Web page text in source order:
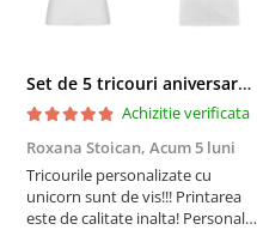
Set de 5 tricouri aniversare pentru nasi, parinti si copil, personalizate cu nume, varsta si mesaj "Motivul fericirii lor" model Unicorn
Achizitie verificata
Roxana Stoican, Acum 5 luni
Tricourile personalizate cu
unicorn sunt de vis!!! Printarea
este de calitate inalta! Personalul